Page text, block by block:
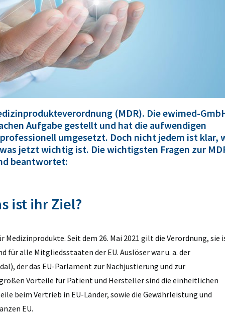
(MDR). Die ewimed-
Aufgabe gestellt und hat die aufwendigen
umgesetzt. Doch nicht jedem ist klar,
jetzt wichtig ist. Die wichtigsten Fragen zur
beantwortet:
ist ihr Ziel?
Medizinprodukte. Seit dem 26. Mai 2021 gilt die Verordnung, sie
alle Mitgliedsstaaten der EU. Auslöser war u. a. der
, der das EU-Parlament zur Nachjustierung und zur
Vorteile für Patient und Hersteller sind die einheitlichen
beim Vertrieb in EU-Länder, sowie die Gewährleistung und
EU.